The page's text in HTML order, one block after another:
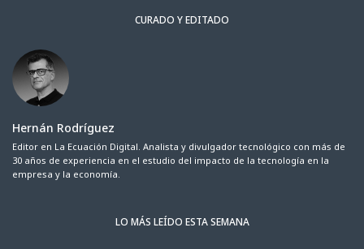
CURADO Y EDITADO
Hernán Rodríguez
Editor en La Ecuación Digital. Analista y divulgador tecnológico con más de
30 años de experiencia en el estudio del impacto de la tecnología en la
empresa y la economía.
LO MÁS LEÍDO ESTA SEMANA